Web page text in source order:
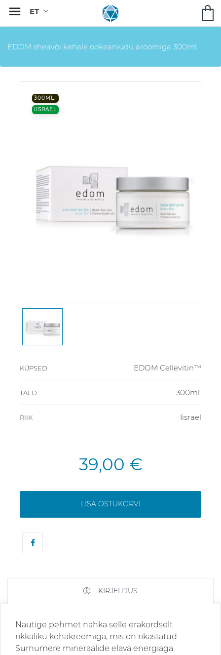

EDOM sheavõi kehale ookeaniudu aroomiga 300ml.
300ML.
IISRAEL
KÜPSED EDOM Cellevitin™
TALD 300ml.
RIIK Iisrael
39,00 €
LISA OSTUKORVI
KIRJELDUS
Nautige pehmet nahka selle erakordselt
rikkaliku kehakreemiga, mis on rikastatud
Surnumere mineraalide elava energiaga